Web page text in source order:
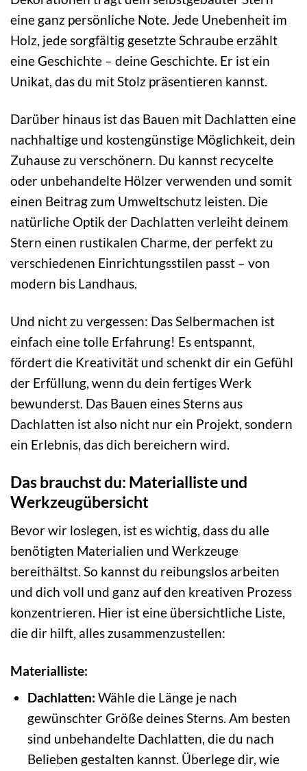
eine ganz persönliche Note. Jede Unebenheit im
Holz, jede sorgfältig gesetzte Schraube erzählt
eine Geschichte – deine Geschichte. Er ist ein
Unikat, das du mit Stolz präsentieren kannst.
Darüber hinaus ist das Bauen mit Dachlatten eine
nachhaltige und kostengünstige Möglichkeit, dein
Zuhause zu verschönern. Du kannst recycelte
oder unbehandelte Hölzer verwenden und somit
einen Beitrag zum Umweltschutz leisten. Die
natürliche Optik der Dachlatten verleiht deinem
Stern einen rustikalen Charme, der perfekt zu
verschiedenen Einrichtungsstilen passt – von
modern bis Landhaus.
Und nicht zu vergessen: Das Selbermachen ist
einfach eine tolle Erfahrung! Es entspannt,
fördert die Kreativität und schenkt dir ein Gefühl
der Erfüllung, wenn du dein fertiges Werk
bewunderst. Das Bauen eines Sterns aus
Dachlatten ist also nicht nur ein Projekt, sondern
ein Erlebnis, das dich bereichern wird.
Das brauchst du: Materialliste und
Werkzeugübersicht
Bevor wir loslegen, ist es wichtig, dass du alle
benötigten Materialien und Werkzeuge
bereithältst. So kannst du reibungslos arbeiten
und dich voll und ganz auf den kreativen Prozess
konzentrieren. Hier ist eine übersichtliche Liste,
die dir hilft, alles zusammenzustellen:
Materialliste:
Dachlatten: Wähle die Länge je nach
gewünschter Größe deines Sterns. Am besten
sind unbehandelte Dachlatten, die du nach
Belieben gestalten kannst. Überlege dir, wie